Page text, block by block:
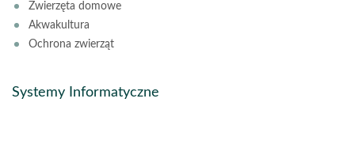
Zwierzęta domowe
Akwakultura
Ochrona zwierząt
Systemy Informatyczne